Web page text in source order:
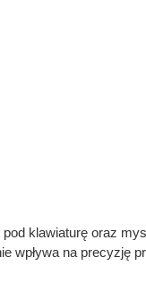
klawiaturę oraz
wpływa na